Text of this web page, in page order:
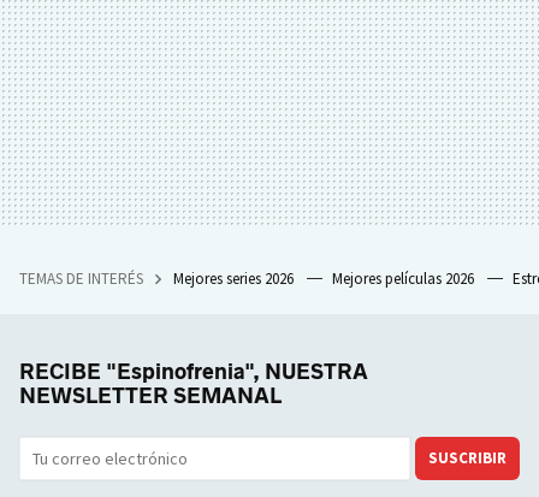
TEMAS DE INTERÉS Mejores series 2026 Mejores películas 2026
RECIBE "Espinofrenia", NUESTRA
NEWSLETTER SEMANAL
SUSCRIBIR